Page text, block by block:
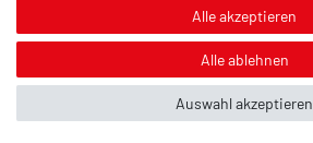
Über uns
Alle akzeptieren
Alle ablehnen
Auswahl akzeptieren